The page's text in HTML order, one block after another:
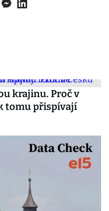
krajinu. Proč v
tomu přispívají